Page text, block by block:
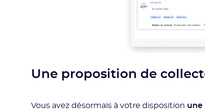
Une proposition de
Vous avez désormais à votre disposition une